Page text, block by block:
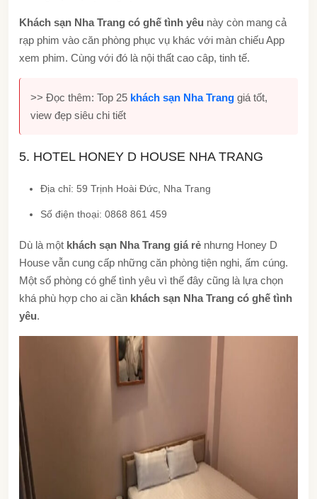
Khách sạn Nha Trang có ghế tình yêu này còn mang cả
rạp phim vào căn phòng phục vụ khác với màn chiếu App
xem phim. Cùng với đó là nội thất cao câp, tinh tế.
>> Đọc thêm: Top 25 khách sạn Nha Trang giá tốt,
view đẹp siêu chi tiết
5. HOTEL HONEY D HOUSE NHA TRANG
Địa chỉ: 59 Trịnh Hoài Đức, Nha Trang
Số điện thoại: 0868 861 459
Dù là một khách sạn Nha Trang giá rẻ nhưng Honey D
House vẫn cung cấp những căn phòng tiện nghi, ấm cúng.
Một số phòng có ghế tình yêu vì thế đây cũng là lựa chọn
khá phù hợp cho ai cần khách sạn Nha Trang có ghế tình
yêu.